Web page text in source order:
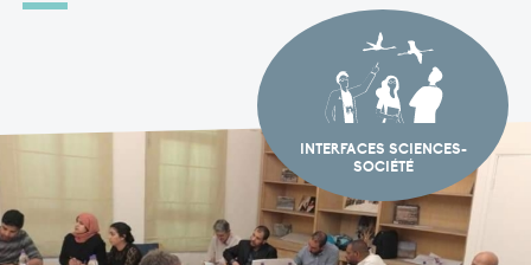
INTERFACES SCIENCES-
SOCIÉTÉ